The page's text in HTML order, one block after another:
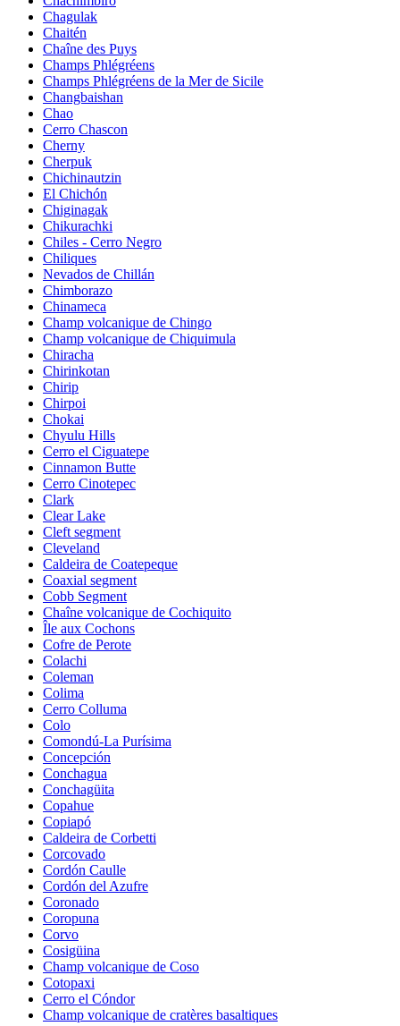
Chagulak
Chaitén
Chaîne des Puys
Champs Phlégréens
Champs Phlégréens de la Mer de Sicile
Changbaishan
Chao
Cerro Chascon
Cherny
Cherpuk
Chichinautzin
El Chichón
Chiginagak
Chikurachki
Chiles - Cerro Negro
Chiliques
Nevados de Chillán
Chimborazo
Chinameca
Champ volcanique de Chingo
Champ volcanique de Chiquimula
Chiracha
Chirinkotan
Chirip
Chirpoi
Chokai
Chyulu Hills
Cerro el Ciguatepe
Cinnamon Butte
Cerro Cinotepec
Clark
Clear Lake
Cleft segment
Cleveland
Caldeira de Coatepeque
Coaxial segment
Cobb Segment
Chaîne volcanique de Cochiquito
Île aux Cochons
Cofre de Perote
Colachi
Coleman
Colima
Cerro Colluma
Colo
Comondú-La Purísima
Concepción
Conchagua
Conchagüita
Copahue
Copiapó
Caldeira de Corbetti
Corcovado
Cordón Caulle
Cordón del Azufre
Coronado
Coropuna
Corvo
Cosigüina
Champ volcanique de Coso
Cotopaxi
Cerro el Cóndor
Champ volcanique de cratères basaltiques